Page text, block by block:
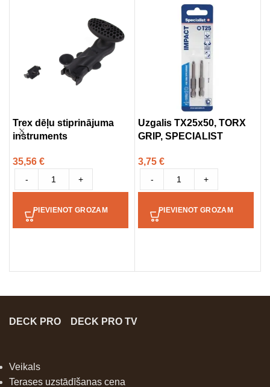
Trex dēļu stiprinājuma
instruments
35,56 €
- +
PIEVIENOT GROZAM
Uzgalis TX25x50, TORX
GRIP, SPECIALIST
3,75 €
- +
PIEVIENOT GROZAM
DECK PRO DECK PRO TV
Veikals
Terases uzstādīšanas cena